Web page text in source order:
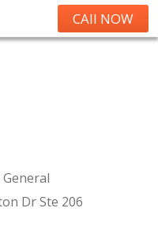
CAll NOW
Dr Ste 206